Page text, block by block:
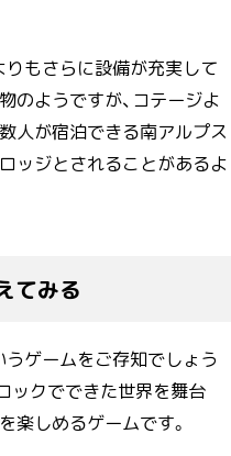
もさらに設備が充実して
のようですが、コテージよ
人が宿泊できる南アルプス
ッジとされることがあるよ
てみる
ゲームをご存知でしょう
ックでできた世界を舞台
楽しめるゲームです。